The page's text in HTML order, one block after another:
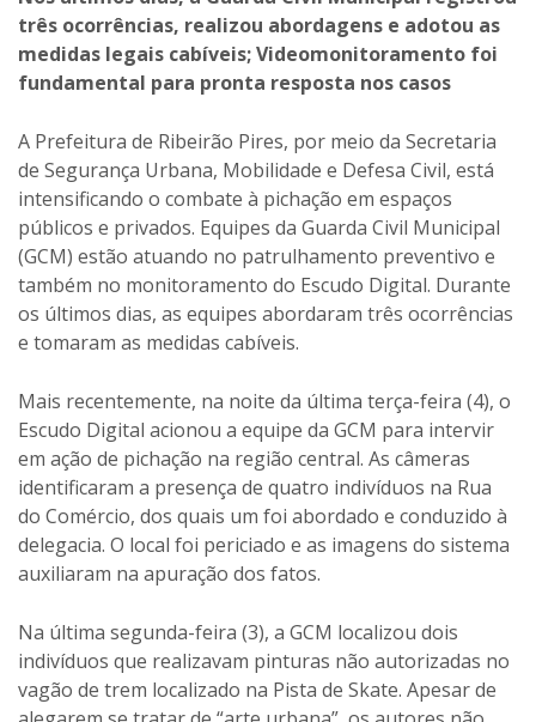
três ocorrências, realizou abordagens e adotou as
medidas legais cabíveis; Videomonitoramento foi
fundamental para pronta resposta nos casos
A Prefeitura de Ribeirão Pires, por meio da Secretaria
de Segurança Urbana, Mobilidade e Defesa Civil, está
intensificando o combate à pichação em espaços
públicos e privados. Equipes da Guarda Civil Municipal
(GCM) estão atuando no patrulhamento preventivo e
também no monitoramento do Escudo Digital. Durante
os últimos dias, as equipes abordaram três ocorrências
e tomaram as medidas cabíveis.
Mais recentemente, na noite da última terça-feira (4), o
Escudo Digital acionou a equipe da GCM para intervir
em ação de pichação na região central. As câmeras
identificaram a presença de quatro indivíduos na Rua
do Comércio, dos quais um foi abordado e conduzido à
delegacia. O local foi periciado e as imagens do sistema
auxiliaram na apuração dos fatos.
Na última segunda-feira (3), a GCM localizou dois
indivíduos que realizavam pinturas não autorizadas no
vagão de trem localizado na Pista de Skate. Apesar de